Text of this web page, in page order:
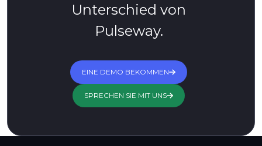
Unterschied von
Pulseway.
EINE DEMO BEKOMMEN
SPRECHEN SIE MIT UNS